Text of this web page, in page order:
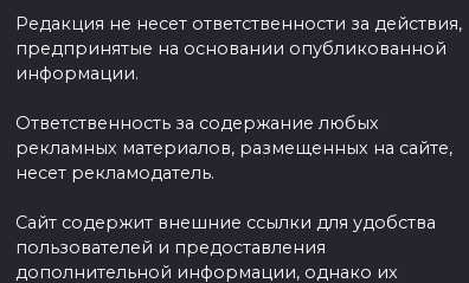
Редакция не несет ответственности за действия,
предпринятые на основании опубликованной
информации.
Ответственность за содержание любых
рекламных материалов, размещенных на сайте,
несет рекламодатель.
Сайт содержит внешние ссылки для удобства
пользователей и предоставления
дополнительной информации, однако их